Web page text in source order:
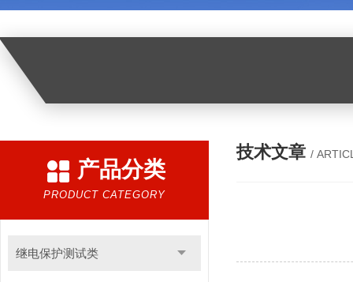
产品分类
PRODUCT CATEGORY
继电保护测试类
技术文章 /